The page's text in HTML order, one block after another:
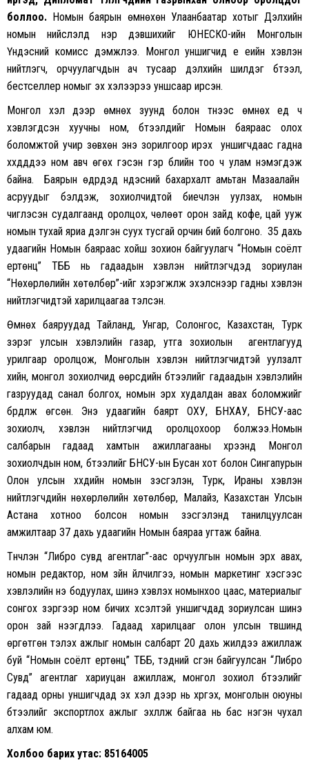
боллоо. Номын баярын өмнөхөн Улаанбаатар хотыг Дэлхийн
номын нийслэлд нэр дэвшихийг ЮНЕСКО-ийн Монголын
Үндэсний комисс дэмжлээ. Монгол уншигчид үе үеийн хэвлэн
нийтлэгч, орчуулагчдын ач тусаар дэлхийн шилдэг бүтээл,
бестселлер номыг эх хэлээрээ уншсаар ирсэн.
Монгол хэл дээр өмнөх зуунд болон түүнээс өмнөх үед ч
хэвлэгдсэн хуучны ном, бүтээлүүдийг Номын баяраас олох
боломжтой учир зөвхөн энэ зорилгоор ирэх уншигчдаас гадна
хүүхдүүддээ ном авч өгөх гэсэн гэр бүлийн тоо ч улам нэмэгдэж
байна. Баярын өдрүүдэд үндэсний бахархалт амьтан Мазаалайн
асруудыг бэлдэж, зохиолчидтой биечлэн уулзах, номын
чиглэсэн судалгаанд оролцох, чөлөөт орон зайд кофе, цай ууж
номын тухай яриа дэлгэн суух тусгай орчин бий болгоно. 35 дахь
удаагийн Номын баяраас хойш зохион байгуулагч “Номын соёлт
ертөнц” ТББ нь гадаадын хэвлэн нийтлэгчдэд зориулан
“Нөхөрлөлийн хөтөлбөр”-ийг хэрэгжүүлж эхэлснээр гадны хэвлэн
нийтлэгчидтэй харилцаагаа тэлсэн.
Өмнөх баяруудад Тайланд, Унгар, Солонгос, Казахстан, Турк
зэрэг улсын хэвлэлийн газар, утга зохиолын агентлагууд
урилгаар оролцож, Монголын хэвлэн нийтлэгчидтэй уулзалт
хийн, монгол зохиолчид өөрсдийн бүтээлийг гадаадын хэвлэлийн
газруудад санал болгох, номын эрх худалдан авах боломжийг
бүрдүүлж өгсөн. Энэ удаагийн баярт ОХУ, БНХАУ, БНСУ-аас
зохиолч, хэвлэн нийтлэгчид оролцохоор болжээ.Номын
салбарын гадаад хамтын ажиллагааны хүрээнд Монгол
зохиолчдын ном, бүтээлийг БНСУ-ын Бусан хот болон Сингапурын
Олон улсын хүүхдийн номын үзэсгэлэн, Турк, Ираны хэвлэн
нийтлэгчдийн нөхөрлөлийн хөтөлбөр, Малайз, Казахстан Улсын
Астана хотноо болсон номын үзэсгэлэнд танилцуулсан
амжилтаар 37 дахь удаагийн Номын баяраа угтаж байна.
Түүнчлэн “Либро сувд агентлаг”-аас орчуулгын номын эрх авах,
номын редактор, ном зүйн үйлчилгээ, номын маркетинг хэсгээс
хэвлэлийн үнэ бодуулах, шинэ хэвлэх номынхоо цаас, материалыг
сонгох зэргээр ном бичих хүсэлтэй уншигчдад зориулсан шинэ
орон зай нээгдлээ. Гадаад харилцааг олон улсын түвшинд
өргөтгөн тэлэх ажлыг номын салбарт 20 дахь жилдээ ажиллаж
буй “Номын соёлт ертөнц” ТББ, тэдний үүсгэн байгуулсан “Либро
Сувд” агентлаг хариуцан ажиллаж, монгол зохиол бүтээлийг
гадаад орны уншигчдад эх хэл дээр нь хүргэх, монголын оюуны
бүтээлийг экспортлох ажлыг эхлүүлж байгаа нь бас нэгэн чухал
алхам юм.
Холбоо барих утас: 85164005